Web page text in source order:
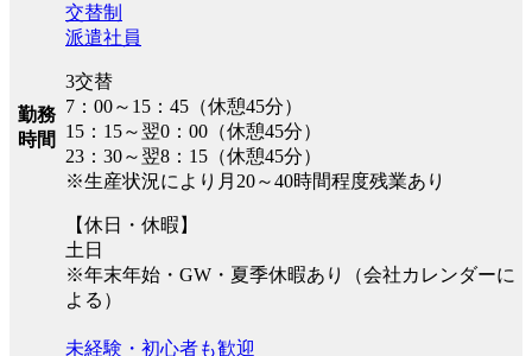
勤務
時間
交替制
派遣社員
3交替
7：00～15：45（休憩45分）
15：15～翌0：00（休憩45分）
23：30～翌8：15（休憩45分）
※生産状況により月20～40時間程度残業あり
【休日・休暇】
土日
※年末年始・GW・夏季休暇あり（会社カレンダーに
よる）
未経験・初心者も歓迎